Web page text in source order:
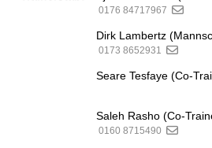
0176 84717967
Dirk Lambertz
0173 8652931
Seare Tesfaye (Co-
Saleh Rasho (Co-
0160 8715490